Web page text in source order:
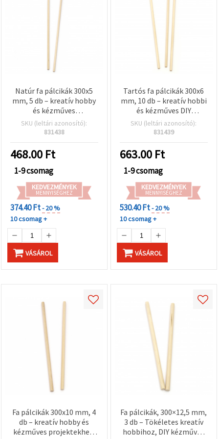
Natúr fa pálcikák 300x5
mm, 5 db – kreatív hobby
és kézműves
alkotásokhoz, DIY
projektekhez
SKU (leltári azonosító):
831438
468.00 Ft
1-9 csomag
KEDVEZMÉNYEK
MENNYISÉGHEZ
374.40 Ft- 20 %
10 csomag +
VÁSÁROL
Tartós fa pálcikák 300x6
mm, 10 db – kreatív hobbi
és kézműves DIY
projektekhez
SKU (leltári azonosító):
831439
663.00 Ft
1-9 csomag
KEDVEZMÉNYEK
MENNYISÉGHEZ
530.40 Ft- 20 %
10 csomag +
VÁSÁROL
Fa pálcikák 300x10 mm, 4
db – kreatív hobby és
kézműves projektekhez,
Fa pálcikák, 300×12,5 mm,
3 db – Tökéletes kreatív
hobbihoz, DIY kézműves